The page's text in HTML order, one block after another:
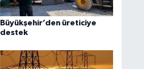
Büyükşehir’den üreticiye
destek